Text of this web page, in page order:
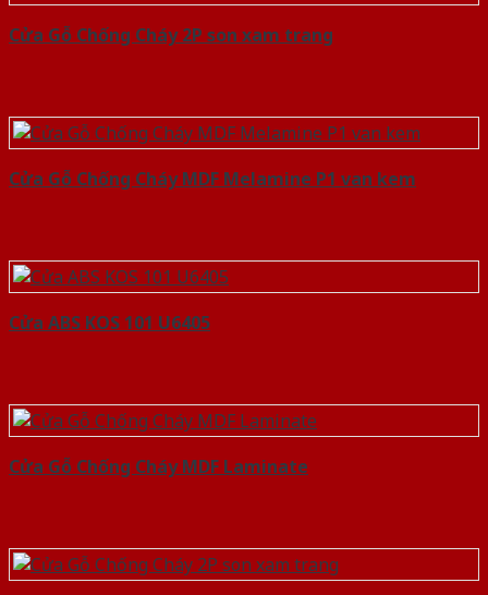
Cửa Gỗ Chống Cháy 2P son xam trang
Cửa Gỗ Chống Cháy MDF Melamine P1 van kem
Cửa ABS KOS 101 U6405
Cửa Gỗ Chống Cháy MDF Laminate